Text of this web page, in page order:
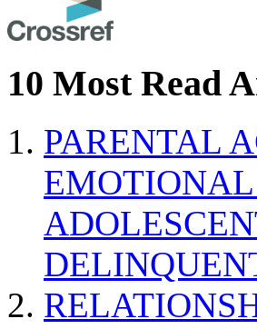
10 Most Read
PARENTAL